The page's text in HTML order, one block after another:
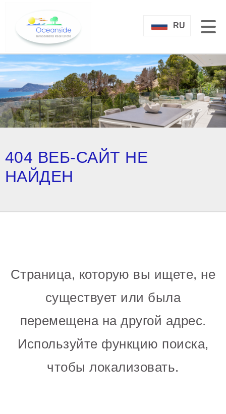
RU
404 ВЕБ-САЙТ НЕ
НАЙДЕН
Страница, которую вы ищете, не
существует или была
перемещена на другой адрес.
Используйте функцию поиска,
чтобы локализовать.